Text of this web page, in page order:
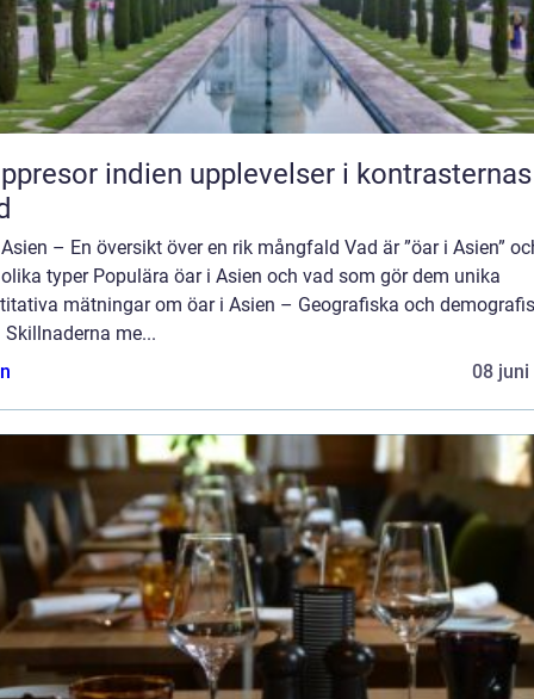
indien upplevelser i kontrasternas
– En översikt över en rik mångfald Vad är ”öar i Asien”
typer Populära öar i Asien och vad som gör dem unika
mätningar om öar i Asien – Geografiska och
me...
08 juni